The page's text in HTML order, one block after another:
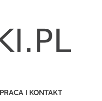
I KONTAKT